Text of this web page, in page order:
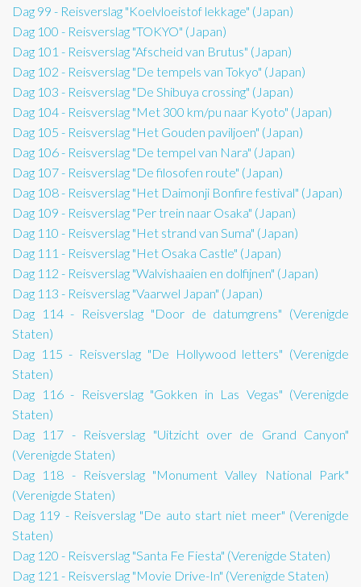
Dag 99 - Reisverslag "Koelvloeistof lekkage" (Japan)
Dag 100 - Reisverslag "TOKYO" (Japan)
Dag 101 - Reisverslag "Afscheid van Brutus" (Japan)
Dag 102 - Reisverslag "De tempels van Tokyo" (Japan)
Dag 103 - Reisverslag "De Shibuya crossing" (Japan)
Dag 104 - Reisverslag "Met 300 km/pu naar Kyoto" (Japan)
Dag 105 - Reisverslag "Het Gouden paviljoen" (Japan)
Dag 106 - Reisverslag "De tempel van Nara" (Japan)
Dag 107 - Reisverslag "De filosofen route" (Japan)
Dag 108 - Reisverslag "Het Daimonji Bonfire festival" (Japan)
Dag 109 - Reisverslag "Per trein naar Osaka" (Japan)
Dag 110 - Reisverslag "Het strand van Suma" (Japan)
Dag 111 - Reisverslag "Het Osaka Castle" (Japan)
Dag 112 - Reisverslag "Walvishaaien en dolfijnen" (Japan)
Dag 113 - Reisverslag "Vaarwel Japan" (Japan)
Dag 114 - Reisverslag "Door de datumgrens" (Verenigde
Staten)
Dag 115 - Reisverslag "De Hollywood letters" (Verenigde
Staten)
Dag 116 - Reisverslag "Gokken in Las Vegas" (Verenigde
Staten)
Dag 117 - Reisverslag "Uitzicht over de Grand Canyon"
(Verenigde Staten)
Dag 118 - Reisverslag "Monument Valley National Park"
(Verenigde Staten)
Dag 119 - Reisverslag "De auto start niet meer" (Verenigde
Staten)
Dag 120 - Reisverslag "Santa Fe Fiesta" (Verenigde Staten)
Dag 121 - Reisverslag "Movie Drive-In" (Verenigde Staten)